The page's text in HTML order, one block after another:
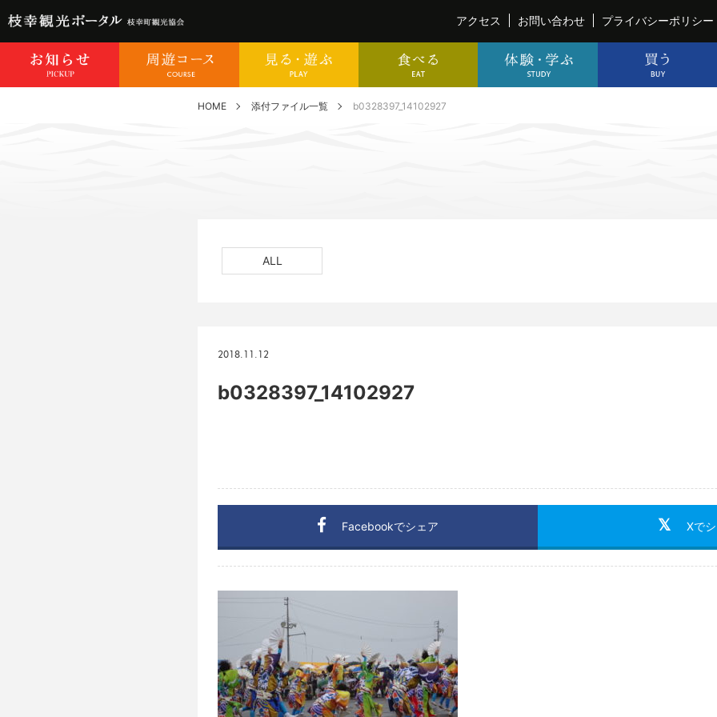
アクセス お問い合わせ プライバシーポリシー
HOME 添付ファイル一覧 b0328397_14102927
ALL
2018.11.12
b0328397_14102927
Facebookでシェア Xで